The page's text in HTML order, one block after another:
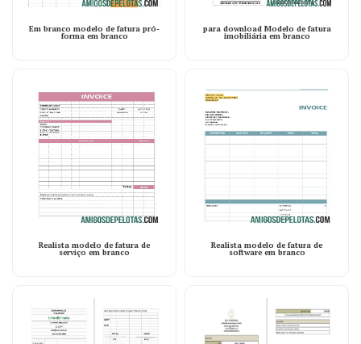
Em branco modelo de fatura pró-
forma em branco
para download Modelo de fatura
imobiliária em branco
Realista modelo de fatura de
serviço em branco
Realista modelo de fatura de
software em branco